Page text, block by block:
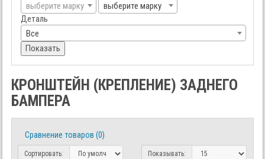
выберите марку
выберите марку
Деталь
Все
Показать
КРОНШТЕЙН (КРЕПЛЕНИЕ) ЗАДНЕГО
БАМПЕРА
Сравнение товаров (0)
Сортировать: Показывать: